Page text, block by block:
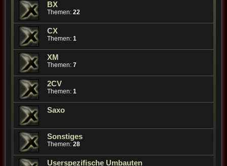
BX
Themen: 22
CX
Themen: 1
XM
Themen: 7
2CV
Themen: 1
Saxo
Sonstiges
Themen: 28
Userspezifische Umbauten